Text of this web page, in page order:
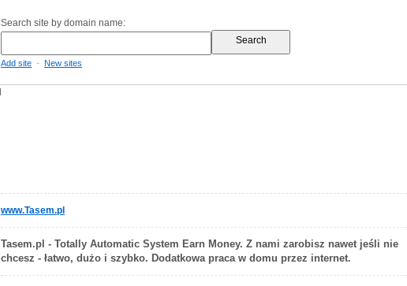
Search site by domain name:
Add site - New sites
www.Tasem.pl
Tasem.pl - Totally Automatic System Earn Money. Z nami zarobisz nawet jeśli nie
chcesz - łatwo, dużo i szybko. Dodatkowa praca w domu przez internet.